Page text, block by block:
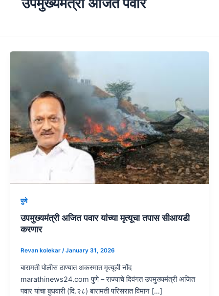
पुणे
उपमुख्यमंत्री अजित पवार यांच्या मृत्यूचा तपास सीआयडी
करणार
Revan kolekar /January 31, 2026
बारामती पोलीस ठाण्यात अकस्मात मृत्यूची नोंद
marathinews24.com पुणे – राज्याचे दिवंगत उपमुख्यमंत्री अजित
पवार यांचा बुधवारी (दि.२८) बारामती परिसरात विमान […]